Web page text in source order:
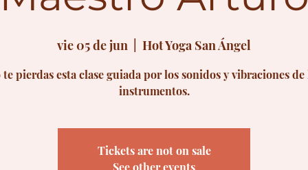
vie 05 de jun Hot Yoga San Ángel
te pierdas esta clase guiada por los sonidos y vibraciones de
instrumentos.
Tickets are not on sale
See other events